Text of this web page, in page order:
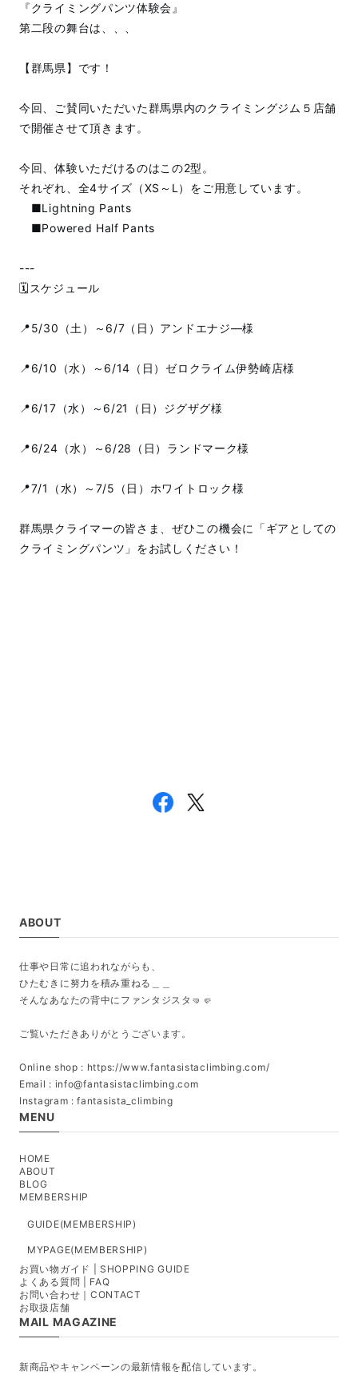
『クライミングパンツ体験会』
第二段の舞台は、、、
【群馬県】です！
今回、ご賛同いただいた群馬県内のクライミングジム５店舗
で開催させて頂きます。
今回、体験いただけるのはこの2型。
それぞれ、全4サイズ（XS～L）をご用意しています。
■Lightning Pants
■Powered Half Pants
---
🗓️スケジュール
📍5/30（土）～6/7（日）アンドエナジ―様
📍6/10（水）～6/14（日）ゼロクライム伊勢崎店様
📍6/17（水）～6/21（日）ジグザグ様
📍6/24（水）～6/28（日）ランドマーク様
📍7/1（水）～7/5（日）ホワイトロック様
群馬県クライマーの皆さま、ぜひこの機会に「ギアとしての
クライミングパンツ」をお試しください！
ABOUT
仕事や日常に追われながらも、
ひたむきに努力を積み重ねる＿＿
そんなあなたの背中にファンタジスタ🤜🤛
ご覧いただきありがとうございます。
Online shop : https://www.fantasistaclimbing.com/
Email : info@fantasistaclimbing.com
Instagram : fantasista_climbing
MENU
HOME
ABOUT
BLOG
MEMBERSHIP
GUIDE(MEMBERSHIP)
MYPAGE(MEMBERSHIP)
お買い物ガイド | SHOPPING GUIDE
よくある質問 | FAQ
お問い合わせ｜CONTACT
お取扱店舗
MAIL MAGAZINE
新商品やキャンペーンの最新情報を配信しています。